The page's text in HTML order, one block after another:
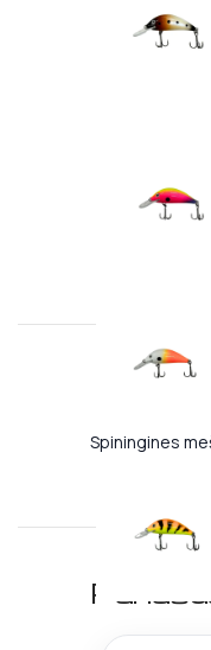
Spiningines